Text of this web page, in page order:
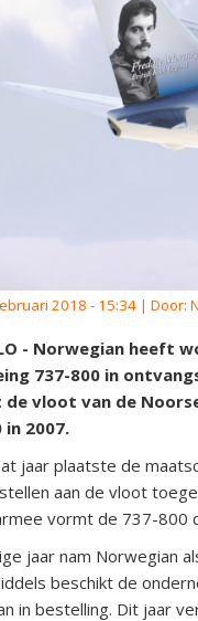
2018 - 15:34 | Door:
- Norwegian heeft
737-800 in
de vloot van de
in 2007.
jaar plaatste de
aan de vloot
vormt de 737-800
jaar nam Norwegian
beschikt de
in bestelling. Dit jaar